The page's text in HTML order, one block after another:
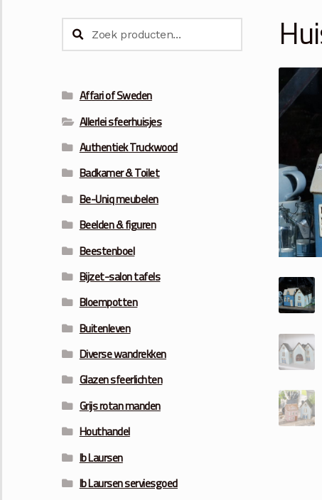
Zoeken
naar:Zoeken
Affari of Sweden
Allerlei sfeerhuisjes
Authentiek Truckwood
Badkamer & Toilet
Be-Uniq meubelen
Beelden & figuren
Beestenboel
Bijzet-salon tafels
Bloempotten
Buitenleven
Diverse wandrekken
Glazen sfeerlichten
Grijs rotan manden
Houthandel
Ib Laursen
Ib Laursen serviesgoed